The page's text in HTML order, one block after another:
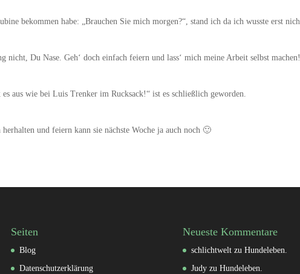
bekommen habe: „Brauchen Sie mich morgen?“, stand ich da ich wusste erst
nicht, Du Nase. Geh‘ doch einfach feiern und lass‘ mich meine Arbeit selbst
aus wie bei Luis Trenker im Rucksack!“ ist es schließlich geworden.
und feiern kann sie nächste Woche ja auch noch 🙂
Seiten
Blog
Datenschutzerklärung
Neueste Kommentare
schlichtweltzu Hundeleben.
Judyzu Hundeleben.